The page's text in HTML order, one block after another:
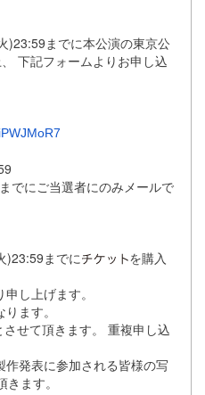
)23:59までに本公演の東京公
下記フォームよりお申し込
でにご当選者にのみメールで
)23:59までに
を購入
し上げます。
ます。
せて頂きます。 重複申し込
発表に参加される皆様の写
きます。